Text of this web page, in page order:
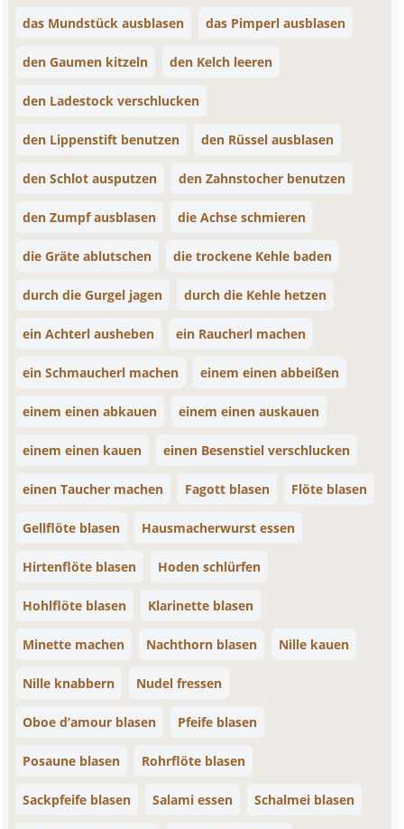
das Mundstück ausblasen das Pimperl ausblasen
den Gaumen kitzeln den Kelch leeren
den Ladestock verschlucken
den Lippenstift benutzen den Rüssel ausblasen
den Schlot ausputzen den Zahnstocher benutzen
den Zumpf ausblasen die Achse schmieren
die Gräte ablutschen die trockene Kehle baden
durch die Gurgel jagen durch die Kehle hetzen
ein Achterl ausheben ein Raucherl machen
ein Schmaucherl machen einem einen abbeißen
einem einen abkauen einem einen auskauen
einem einen kauen einen Besenstiel verschlucken
einen Taucher machen Fagott blasen Flöte blasen
Gellflöte blasen Hausmacherwurst essen
Hirtenflöte blasen Hoden schlürfen
Hohlflöte blasen Klarinette blasen
Minette machen Nachthorn blasen Nille kauen
Nille knabbern Nudel fressen
Oboe d’amour blasen Pfeife blasen
Posaune blasen Rohrflöte blasen
Sackpfeife blasen Salami essen Schalmei blasen